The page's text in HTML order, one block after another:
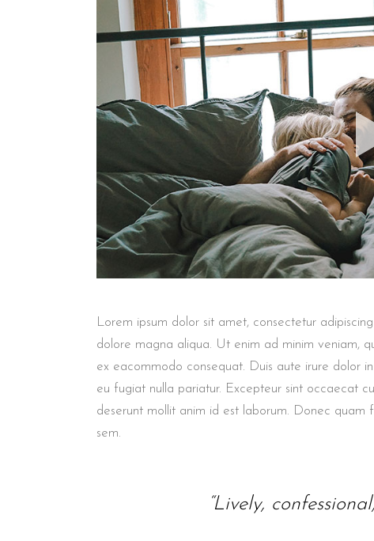
Lorem ipsum dolor sit amet, consectetur
dolore magna aliqua. Ut enim ad minim veniam,
ex eacommodo consequat. Duis aute irure dolor
eu fugiat nulla pariatur. Excepteur sint occaecat
deserunt mollit anim id est laborum. Donec quam
sem.
“Lively,